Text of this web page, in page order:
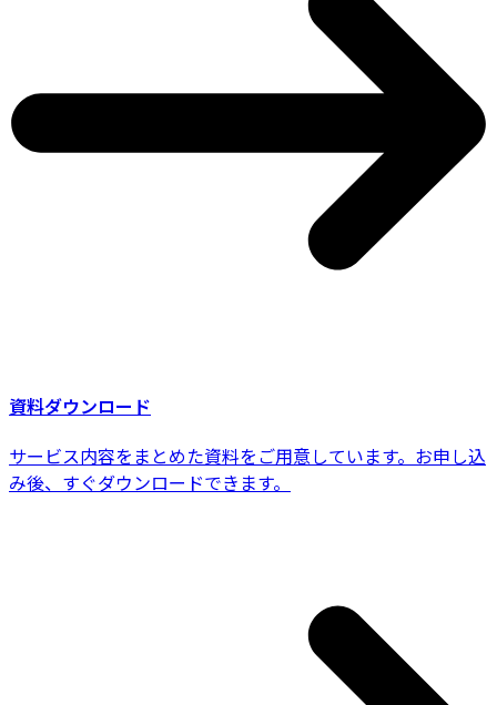
資料ダウンロード
サービス内容をまとめた資料をご用意しています。お申し込
み後、すぐダウンロードできます。